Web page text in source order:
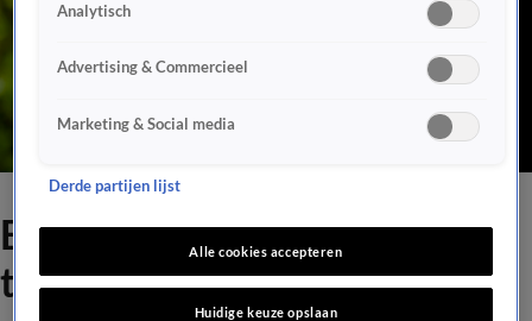
Bram Moszkowicz wil
terugkeren als advocaat
Analytisch
Advertising & Commercieel
Marketing & Social media
Derde partijen lijst
Alle cookies accepteren
Huidige keuze opslaan